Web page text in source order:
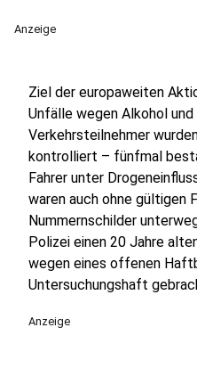
Anzeige
Ziel der europaweiten
Unfälle wegen Alkohol
Verkehrsteilnehmer
kontrolliert – fünfmal
Fahrer unter
waren auch ohne gültigen
Nummernschilder
Polizei einen 20 Jahre
wegen eines offenen
Untersuchungshaft
Anzeige